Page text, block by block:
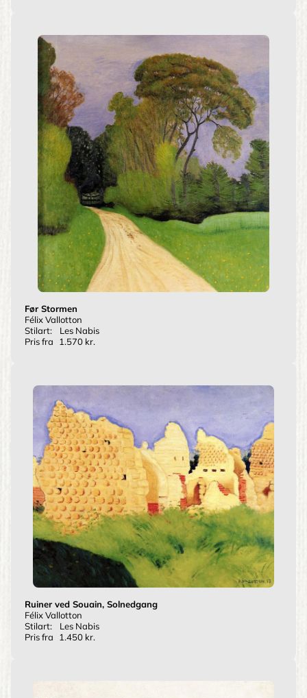
Før Stormen
Félix Vallotton
Stilart:
Les Nabis
Pris fra
1.570 kr.
Ruiner ved Souain, Solnedgang
Félix Vallotton
Stilart:
Les Nabis
Pris fra
1.450 kr.